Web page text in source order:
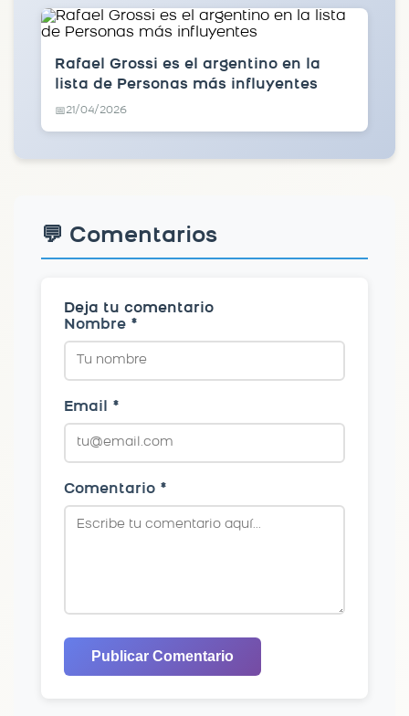
Rafael Grossi es el argentino en la
lista de Personas más influyentes
📅21/04/2026
💬 Comentarios
Deja tu comentario
Nombre *
Email *
Comentario *
Publicar Comentario